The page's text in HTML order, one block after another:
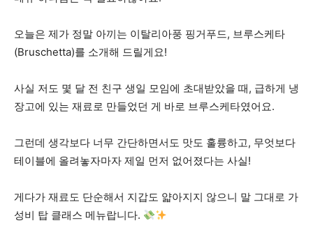
오늘은 제가 정말 아끼는 이탈리아풍 핑거푸드, 브루스케타
(Bruschetta)를 소개해 드릴게요!
사실 저도 몇 달 전 친구 생일 모임에 초대받았을 때, 급하게 냉
장고에 있는 재료로 만들었던 게 바로 브루스케타였어요.
그런데 생각보다 너무 간단하면서도 맛도 훌륭하고, 무엇보다
테이블에 올려놓자마자 제일 먼저 없어졌다는 사실!
게다가 재료도 단순해서 지갑도 얇아지지 않으니 말 그대로 가
성비 탑 클래스 메뉴랍니다.